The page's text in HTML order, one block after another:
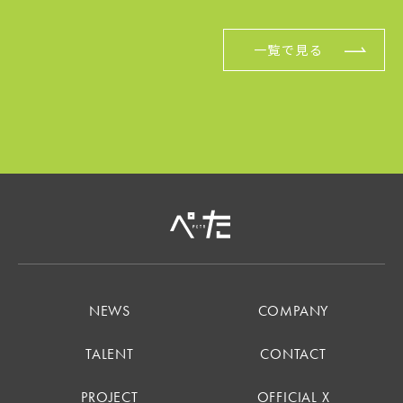
一覧で見る
NEWS
TALENT
PROJECT
COMPANY
CONTACT
OFFICIAL X